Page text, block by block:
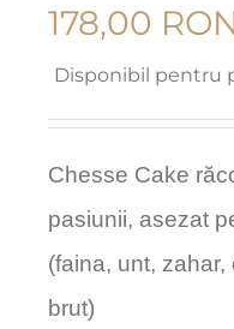
178,00
Disponibil pentru
Chesse Cake
pasiunii, asezat
(faina, unt,
brut)